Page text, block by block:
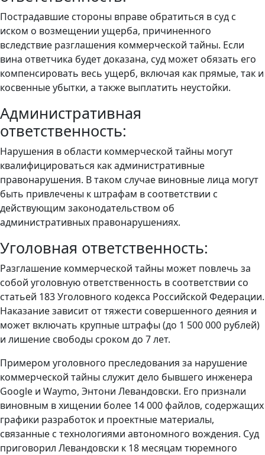
Пострадавшие стороны вправе обратиться в суд с
иском о возмещении ущерба, причиненного
вследствие разглашения коммерческой тайны. Если
вина ответчика будет доказана, суд может обязать его
компенсировать весь ущерб, включая как прямые, так и
косвенные убытки, а также выплатить неустойки.
Административная
ответственность:
Нарушения в области коммерческой тайны могут
квалифицироваться как административные
правонарушения. В таком случае виновные лица могут
быть привлечены к штрафам в соответствии с
действующим законодательством об
административных правонарушениях.
Уголовная ответственность:
Разглашение коммерческой тайны может повлечь за
собой уголовную ответственность в соответствии со
статьей 183 Уголовного кодекса Российской Федерации.
Наказание зависит от тяжести совершенного деяния и
может включать крупные штрафы (до 1 500 000 рублей)
и лишение свободы сроком до 7 лет.
Примером уголовного преследования за нарушение
коммерческой тайны служит дело бывшего инженера
Google и Waymo, Энтони Левандовски. Его признали
виновным в хищении более 14 000 файлов, содержащих
графики разработок и проектные материалы,
связанные с технологиями автономного вождения. Суд
приговорил Левандовски к 18 месяцам тюремного